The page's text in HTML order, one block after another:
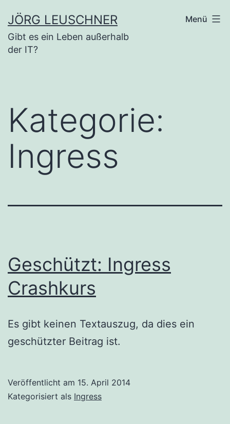
Inhalt
springen
JÖRG LEUSCHNER
Gibt es ein Leben außerhalb
der IT?
Menü
Kategorie:
Ingress
Geschützt: Ingress
Crashkurs
Es gibt keinen Textauszug, da dies ein
geschützter Beitrag ist.
Veröffentlicht am 15. April 2014
Kategorisiert als Ingress